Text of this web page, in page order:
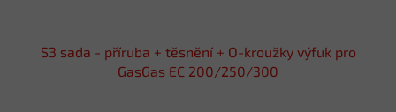
S3 sada - příruba + těsnění + O-kroužky výfuk pro
GasGas EC 200/250/300